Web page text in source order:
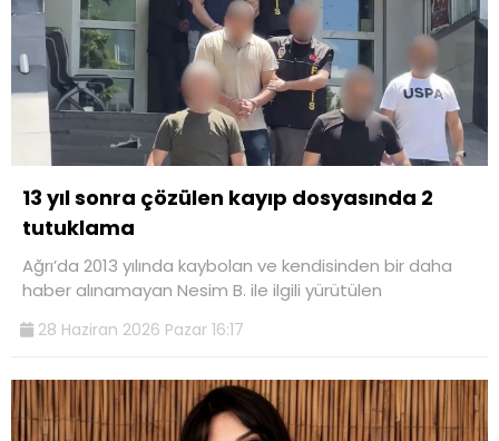
13 yıl sonra çözülen kayıp dosyasında 2
tutuklama
Ağrı’da 2013 yılında kaybolan ve kendisinden bir daha
haber alınamayan Nesim B. ile ilgili yürütülen
28 Haziran 2026 Pazar 16:17